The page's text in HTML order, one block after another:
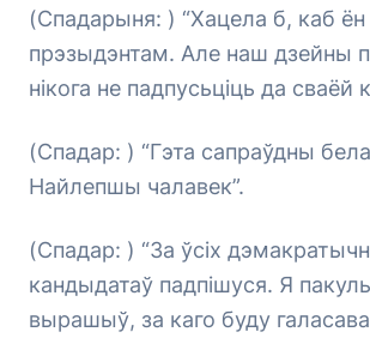
(Спадарыня: ) “Хацела б, каб
прэзыдэнтам. Але наш дзейны
нікога не падпусьціць да сваёй
(Спадар: ) “Гэта сапраўдны
Найлепшы чалавек”.
(Спадар: ) “За ўсіх
кандыдатаў падпішуся. Я
вырашыў, за каго буду